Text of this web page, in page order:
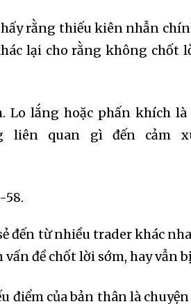
32,214
rằng thiếu kiên nhẫn
lại cho rằng không chốt
Lo lắng hoặc phấn khích là
liên quan gì đến cảm
đến từ nhiều trader khác
đề chốt lời sớm, hay vẫn
điểm của bản thân là